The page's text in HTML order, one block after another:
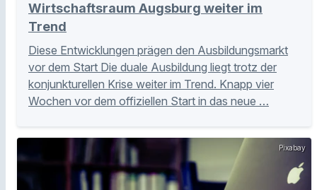
Wirtschaftsraum Augsburg weiter im
Trend
Diese Entwicklungen prägen den Ausbildungsmarkt
vor dem Start Die duale Ausbildung liegt trotz der
konjunkturellen Krise weiter im Trend. Knapp vier
Wochen vor dem offiziellen Start in das neue …
Pixabay